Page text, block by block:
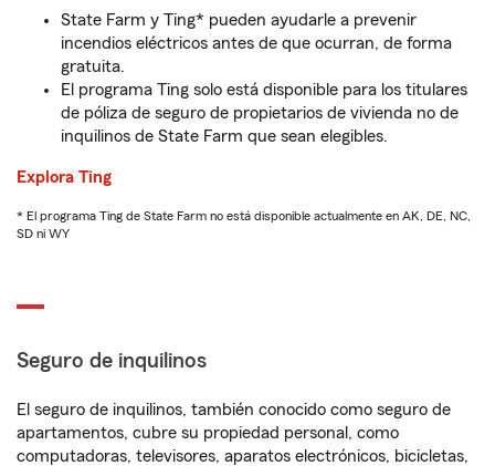
State Farm y Ting* pueden ayudarle a prevenir
incendios eléctricos antes de que ocurran, de forma
gratuita.
El programa Ting solo está disponible para los titulares
de póliza de seguro de propietarios de vivienda no de
inquilinos de State Farm que sean elegibles.
Explora Ting
* El programa Ting de State Farm no está disponible actualmente en AK, DE, NC,
SD ni WY
Seguro de inquilinos
El seguro de inquilinos, también conocido como seguro de
apartamentos, cubre su propiedad personal, como
computadoras, televisores, aparatos electrónicos, bicicletas,